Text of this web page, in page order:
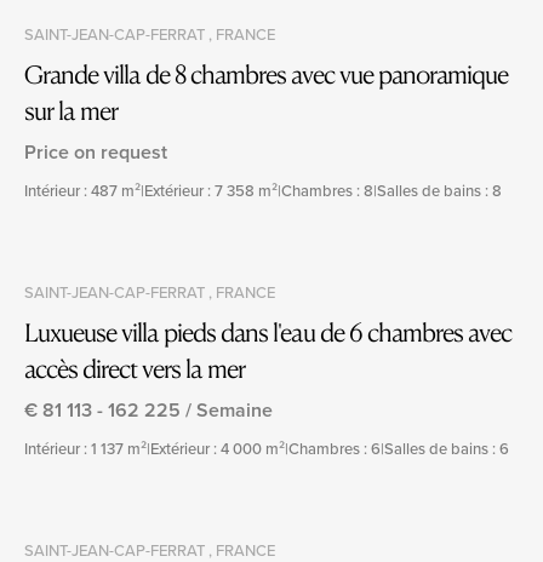
SAINT-JEAN-CAP-FERRAT , FRANCE
Grande villa de 8 chambres avec vue panoramique
sur la mer
Price on request
Intérieur : 487 m²|Extérieur : 7 358 m²|Chambres : 8|Salles de bains : 8
SAINT-JEAN-CAP-FERRAT , FRANCE
Luxueuse villa pieds dans l'eau de 6 chambres avec
accès direct vers la mer
€ 81 113 - 162 225 / Semaine
Intérieur : 1 137 m²|Extérieur : 4 000 m²|Chambres : 6|Salles de bains : 6
SAINT-JEAN-CAP-FERRAT , FRANCE